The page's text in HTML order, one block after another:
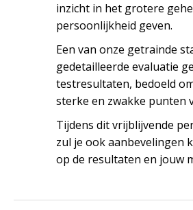
inzicht in het grotere
persoonlijkheid geven.
Een van onze getrainde
gedetailleerde evaluatie
testresultaten, bedoeld
sterke en zwakke punten
Tijdens dit vrijblijvende
zul je ook aanbevelingen
op de resultaten en jouw